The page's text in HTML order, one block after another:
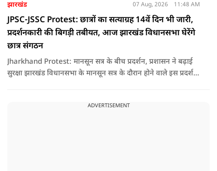
झारखंड 07 Aug, 2026 11:48 AM
JPSC-JSSC Protest: छात्रों का सत्याग्रह 14वें दिन भी जारी,
प्रदर्शनकारी की बिगड़ी तबीयत, आज झारखंड विधानसभा घेरेंगे
छात्र संगठन
Jharkhand Protest: मानसून सत्र के बीच प्रदर्शन, प्रशासन ने बढ़ाई
सुरक्षा झारखंड विधानसभा के मानसून सत्र के दौरान होने वाले इस प्रदर्शन
जनाधिकार महासभा के आह्वान पर आयोजित किया जा रहा है.
ADVERTISEMENT